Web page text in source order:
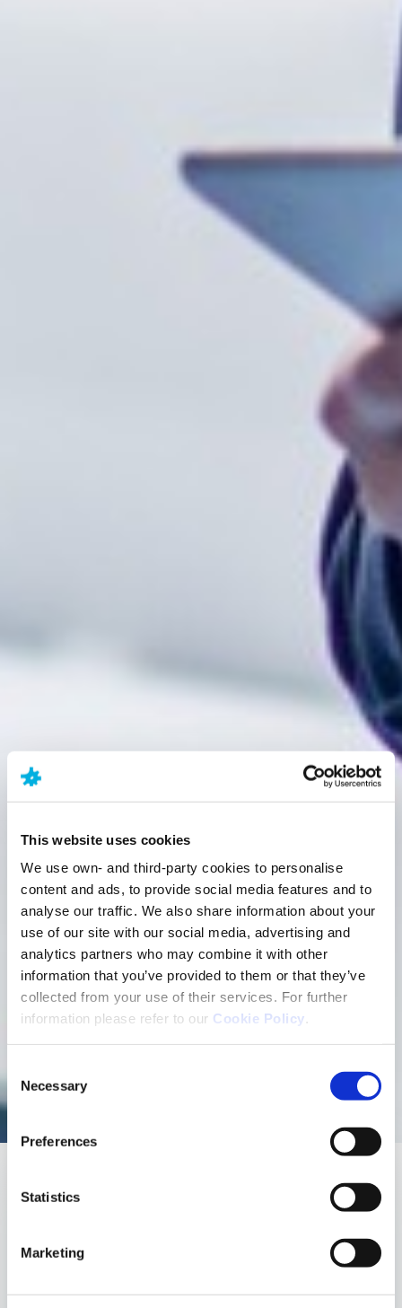
This website uses cookies
We use own- and third-party cookies to personalise
content and ads, to provide social media features and to
analyse our traffic. We also share information about your
use of our site with our social media, advertising and
analytics partners who may combine it with other
information that you’ve provided to them or that they’ve
collected from your use of their services. For further
information please refer to our Cookie Policy.
Selection
Necessary
Preferences
Statistics
Marketing
Unsere
Verantwortung